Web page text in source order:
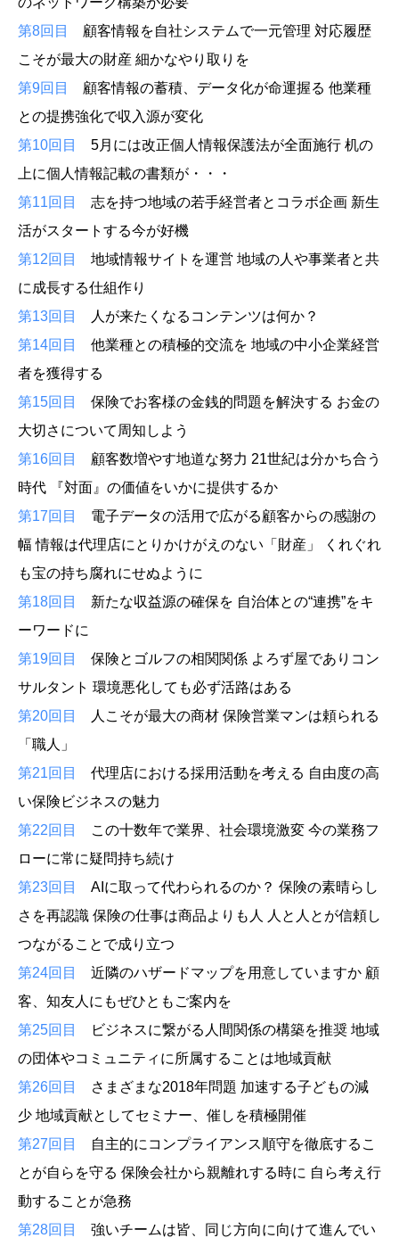
第8回目
顧客情報を自社システムで一元管理 対応履歴
こそが最大の財産 細かなやり取りを
第9回目
顧客情報の蓄積、データ化が命運握る 他業種
との提携強化で収入源が変化
第10回目
5月には改正個人情報保護法が全面施行 机の
上に個人情報記載の書類が・・・
第11回目
志を持つ地域の若手経営者とコラボ企画 新生
活がスタートする今が好機
第12回目
地域情報サイトを運営 地域の人や事業者と共
に成長する仕組作り
第13回目
人が来たくなるコンテンツは何か？
第14回目
他業種との積極的交流を 地域の中小企業経営
者を獲得する
第15回目
保険でお客様の金銭的問題を解決する お金の
大切さについて周知しよう
第16回目
顧客数増やす地道な努力 21世紀は分かち合う
時代 『対面』の価値をいかに提供するか
第17回目
電子データの活用で広がる顧客からの感謝の
幅 情報は代理店にとりかけがえのない「財産」 くれぐれ
も宝の持ち腐れにせぬように
第18回目
新たな収益源の確保を 自治体との“連携”をキ
ーワードに
第19回目
保険とゴルフの相関関係 よろず屋でありコン
サルタント 環境悪化しても必ず活路はある
第20回目
人こそが最大の商材 保険営業マンは頼られる
「職人」
第21回目
代理店における採用活動を考える 自由度の高
い保険ビジネスの魅力
第22回目
この十数年で業界、社会環境激変 今の業務フ
ローに常に疑問持ち続け
第23回目
AIに取って代わられるのか？ 保険の素晴らし
さを再認識 保険の仕事は商品よりも人 人と人とが信頼し
つながることで成り立つ
第24回目
近隣のハザードマップを用意していますか 顧
客、知友人にもぜひともご案内を
第25回目
ビジネスに繋がる人間関係の構築を推奨 地域
の団体やコミュニティに所属することは地域貢献
第26回目
さまざまな2018年問題 加速する子どもの減
少 地域貢献としてセミナー、催しを積極開催
第27回目
自主的にコンプライアンス順守を徹底するこ
とが自らを守る 保険会社から親離れする時に 自ら考え行
動することが急務
第28回目
強いチームは皆、同じ方向に向けて進んでい